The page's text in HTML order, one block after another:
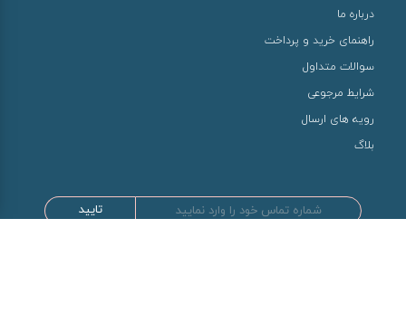
درباره ما
راهنمای خرید و پرداخت
سوالات متداول
شرایط مرجوعی
رویه های ارسال
بلاگ
تایید